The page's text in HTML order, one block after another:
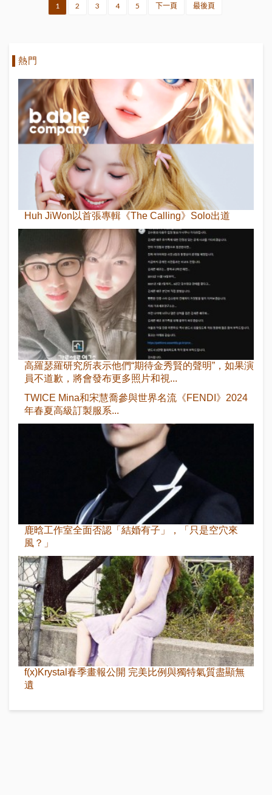
1 2 3 4 5 下一頁 最後頁
熱門
Huh JiWon以首張專輯《The Calling》Solo出道
高羅瑟羅研究所表示他們“期待金秀賢的聲明”，如果演
員不道歉，將會發布更多照片和視...
TWICE Mina和宋慧喬參與世界名流《FENDI》2024
年春夏高級訂製服系...
鹿晗工作室全面否認「結婚有子」，「只是空穴來
風？」
f(x)Krystal春季畫報公開 完美比例與獨特氣質盡顯無
遺